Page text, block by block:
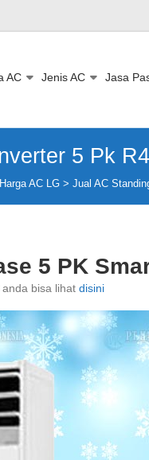
AC Jenis AC Jasa
5 Pk
Harga AC LG > Jual AC
5 PK
anda bisa lihat disini